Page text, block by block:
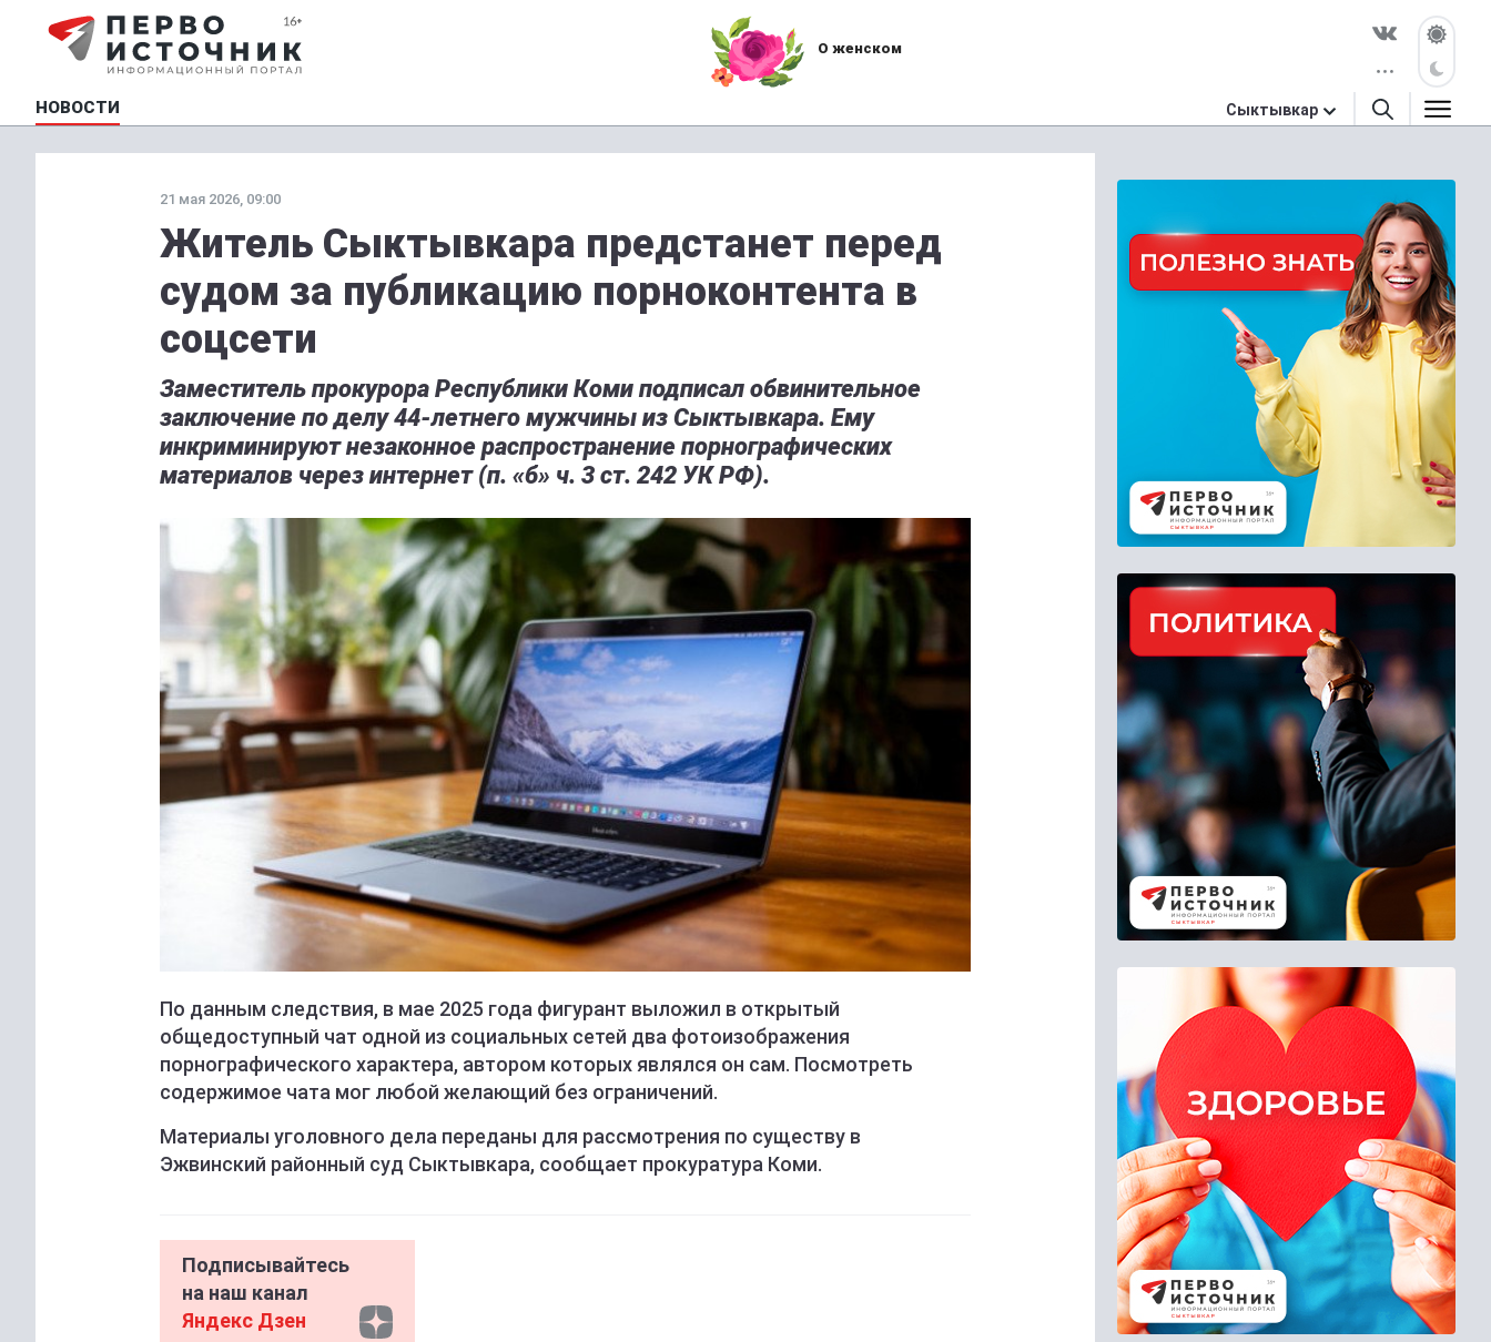
О женском
НОВОСТИ Сыктывкар
21 мая 2026, 09:00
Житель Сыктывкара предстанет перед
судом за публикацию порноконтента в
соцсети
Заместитель прокурора Республики Коми подписал обвинительное
заключение по делу 44-летнего мужчины из Сыктывкара. Ему
инкриминируют незаконное распространение порнографических
материалов через интернет (п. «б» ч. 3 ст. 242 УК РФ).
По данным следствия, в мае 2025 года фигурант выложил в открытый
общедоступный чат одной из социальных сетей два фотоизображения
порнографического характера, автором которых являлся он сам. Посмотреть
содержимое чата мог любой желающий без ограничений.
Материалы уголовного дела переданы для рассмотрения по существу в
Эжвинский районный суд Сыктывкара, сообщает прокуратура Коми.
Подписывайтесь
на наш канал
Яндекс Дзен